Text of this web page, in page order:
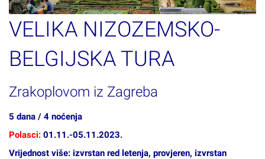
VELIKA NIZOZEMSKO-
BELGIJSKA TURA
Zrakoplovom iz Zagreba
5 dana / 4 noćenja
Polasci: 01.11.-05.11.2023.
Vrijednost više: izvrstan red letenja, provjeren, izvrstan